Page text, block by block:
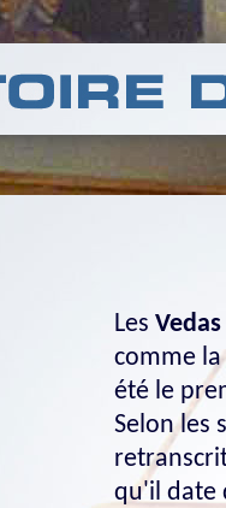
Les Vedas
comme la
été le
Selon les
qu'il date